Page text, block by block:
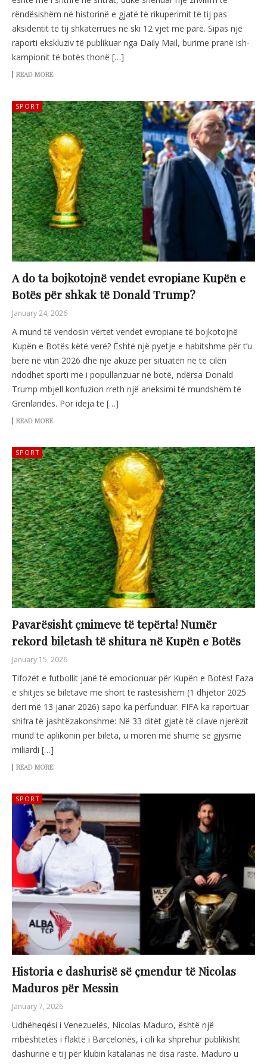
rëndësishëm në historinë e gjatë të rikuperimit të tij pas
aksidentit të tij shkatërrues në ski 12 vjet më parë. Sipas një
raporti ekskluziv të publikuar nga Daily Mail, burime pranë ish-
kampionit të botës thonë […]
READ MORE
SPORT
A do ta bojkotojnë vendet evropiane Kupën e
Botës për shkak të Donald Trump?
January 24, 2026
A mund të vendosin vërtet vendet evropiane të bojkotojnë
Kupën e Botës këtë verë? Është një pyetje e habitshme për t’u
bërë në vitin 2026 dhe një akuzë për situatën në të cilën
ndodhet sporti më i popullarizuar në botë, ndërsa Donald
Trump mbjell konfuzion rreth një aneksimi të mundshëm të
Grenlandës. Por ideja të […]
READ MORE
SPORT
Pavarësisht çmimeve të tepërta! Numër
rekord biletash të shitura në Kupën e Botës
January 15, 2026
Tifozët e futbollit janë të emocionuar për Kupën e Botës! Faza
e shitjes së biletave me short të rastësishëm (1 dhjetor 2025
deri më 13 janar 2026) sapo ka përfunduar. FIFA ka raportuar
shifra të jashtëzakonshme: Në 33 ditët gjatë të cilave njerëzit
mund të aplikonin për bileta, u morën më shumë se gjysmë
miliardi […]
READ MORE
SPORT
Historia e dashurisë së çmendur të Nicolas
Maduros për Messin
January 7, 2026
Udhëheqësi i Venezuelës, Nicolas Maduro, është një
mbështetës i flaktë i Barcelonës, i cili ka shprehur publikisht
dashurinë e tij për klubin katalanas në disa raste. Maduro u